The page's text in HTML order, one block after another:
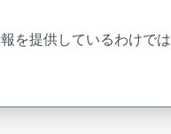
を提供しているわけで